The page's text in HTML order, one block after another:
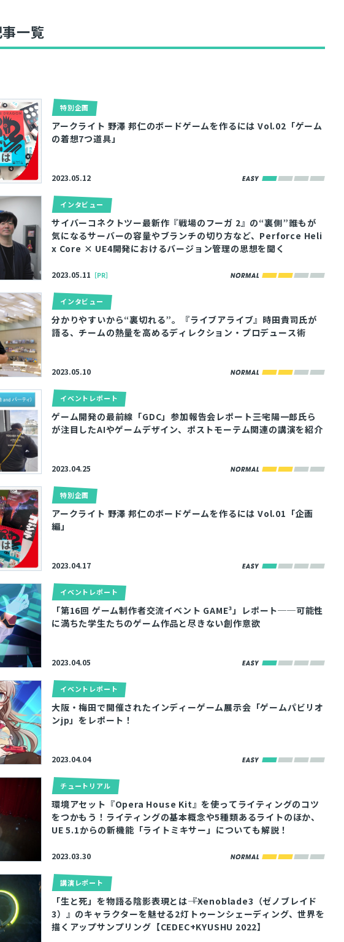
事一覧
特別企画
アークライト 野澤 邦仁のボードゲームを作るには Vol.02「ゲーム
の着想7つ道具」
2023.05.12
インタビュー
サイバーコネクトツー最新作『戦場のフーガ 2』の“裏側”――誰もが
気になるサーバーの容量やブランチの切り方など、Perforce Heli
x Core × UE4開発におけるバージョン管理の思想を聞く
2023.05.11 ［PR］
インタビュー
分かりやすいから“裏切れる”。『ライブアライブ』時田貴司氏が
語る、チームの熱量を高めるディレクション・プロデュース術
2023.05.10
イベントレポート
ゲーム開発の最前線「GDC」参加報告会レポート――三宅陽一郎氏ら
が注目したAIやゲームデザイン、ポストモーテム関連の講演を紹介
2023.04.25
特別企画
アークライト 野澤 邦仁のボードゲームを作るには Vol.01「企画
編」
2023.04.17
イベントレポート
「第16回 ゲーム制作者交流イベント GAME³」レポート──可能性
に満ちた学生たちのゲーム作品と尽きない創作意欲
2023.04.05
イベントレポート
大阪・梅田で開催されたインディーゲーム展示会「ゲームパビリオ
ンjp」をレポート！
2023.04.04
チュートリアル
環境アセット『Opera House Kit』を使ってライティングのコツ
をつかもう！ライティングの基本概念や5種類あるライトのほか、
UE 5.1からの新機能「ライトミキサー」についても解説！
2023.03.30
講演レポート
「生と死」を物語る陰影表現とは――『Xenoblade3（ゼノブレイド
3）』のキャラクターを魅せる2灯トゥーンシェーディング、世界を
描くアップサンプリング【CEDEC+KYUSHU 2022】